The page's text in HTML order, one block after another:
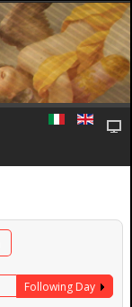
Following Day